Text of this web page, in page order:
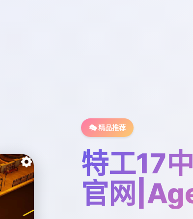
🎭 精品推荐
特工17
官网